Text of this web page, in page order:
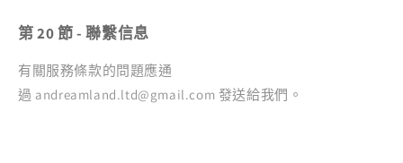
第 20 節 - 聯繫信息
有關服務條款的問題應通
過 andreamland.ltd@gmail.com 發送給我們。